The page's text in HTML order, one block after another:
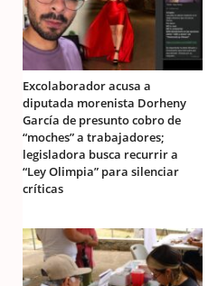
Excolaborador acusa a
diputada morenista Dorheny
García de presunto cobro de
“moches” a trabajadores;
legisladora busca recurrir a
“Ley Olimpia” para silenciar
críticas